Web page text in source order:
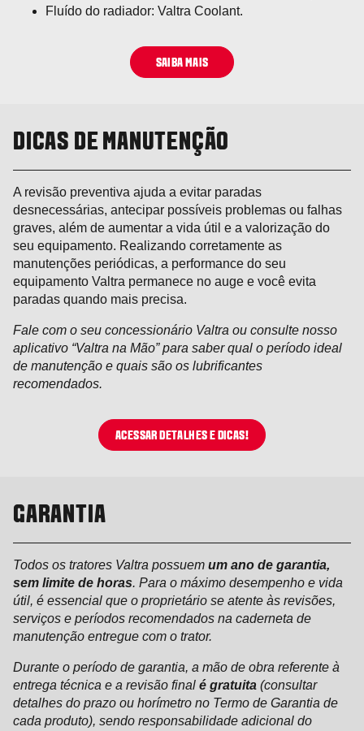
Fluído do radiador: Valtra Coolant.
SAIBA MAIS
DICAS DE MANUTENÇÃO
A revisão preventiva ajuda a evitar paradas
desnecessárias, antecipar possíveis problemas ou falhas
graves, além de aumentar a vida útil e a valorização do
seu equipamento. Realizando corretamente as
manutenções periódicas, a performance do seu
equipamento Valtra permanece no auge e você evita
paradas quando mais precisa.
Fale com o seu concessionário Valtra ou consulte nosso
aplicativo “Valtra na Mão” para saber qual o período ideal
de manutenção e quais são os lubrificantes
recomendados.
ACESSAR DETALHES E DICAS!
GARANTIA
Todos os tratores Valtra possuem um ano de garantia,
sem limite de horas. Para o máximo desempenho e vida
útil, é essencial que o proprietário se atente às revisões,
serviços e períodos recomendados na caderneta de
manutenção entregue com o trator.
Durante o período de garantia, a mão de obra referente à
entrega técnica e a revisão final é gratuita (consultar
detalhes do prazo ou horímetro no Termo de Garantia de
cada produto), sendo responsabilidade adicional do